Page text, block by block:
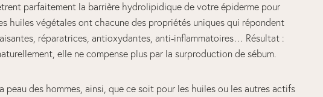
parfaitement la barrière hydrolipidique de votre épiderme pour
huiles végétales ont chacune des propriétés uniques qui répondent
réparatrices, antioxydantes, anti-inflammatoires… Résultat :
elle ne compense plus par la surproduction de sébum.
des hommes, ainsi, que ce soit pour les huiles ou les autres actifs